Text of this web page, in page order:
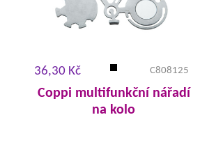
36,30 Kč C808125
Coppi multifunkční nářadí
na kolo